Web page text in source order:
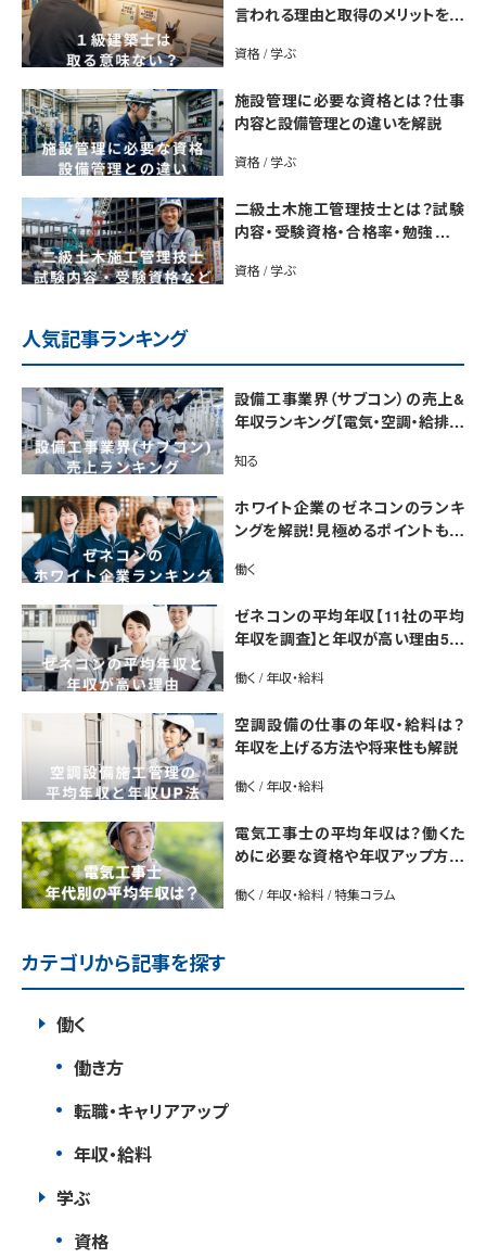
言われる理由と取得のメリットを解
資格 / 学ぶ
施設管理に必要な資格とは？仕事
内容と設備管理との違いを解説
資格 / 学ぶ
二級土木施工管理技士とは？試験
内容・受験資格・合格率・勉強法を
資格 / 学ぶ
人気記事ランキング
設備工事業界（サブコン）の売上&
年収ランキング【電気・空調・給排水
市場規模も解説
知る
ホワイト企業のゼネコンのランキ
ングを解説！見極めるポイントも紹
働く
ゼネコンの平均年収【11社の平均
年収を調査】と年収が高い理由5選
働く / 年収・給料
空調設備の仕事の年収・給料は？
年収を上げる方法や将来性も解説
働く / 年収・給料
電気工事士の平均年収は？働くた
めに必要な資格や年収アップ方法
働く / 年収・給料 / 特集コラム
カテゴリから記事を探す
働く
働き方
転職・キャリアアップ
年収・給料
学ぶ
資格